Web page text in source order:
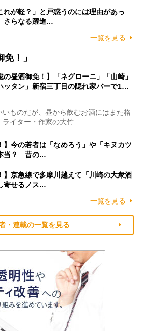
れが軽？」と戸惑うのには理由があっ
さらなる躍進…
一覧を見る
！」
の昼酒御免！】「ネグローニ」「山崎」
ッタン」新宿三丁目の隠れ家バーで1…
ものだが、昼から飲むお酒にはまた格
イター・作家の大竹…
】今の若者は「なめろう」や「キヌカツ
当？ 昔の…
】京急線で多摩川越えて「川崎の大衆酒
寄せるノス…
一覧を見る
・連載の一覧を見る